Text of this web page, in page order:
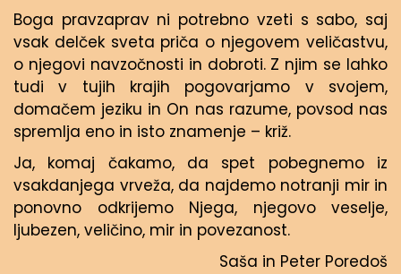
Boga pravzaprav ni potrebno vzeti s sabo, saj
vsak delček sveta priča o njegovem veličastvu,
o njegovi navzočnosti in dobroti. Z njim se lahko
tudi v tujih krajih pogovarjamo v svojem,
domačem jeziku in On nas razume, povsod nas
spremlja eno in isto znamenje – križ.
Ja, komaj čakamo, da spet pobegnemo iz
vsakdanjega vrveža, da najdemo notranji mir in
ponovno odkrijemo Njega, njegovo veselje,
ljubezen, veličino, mir in povezanost.
Saša in Peter Poredoš